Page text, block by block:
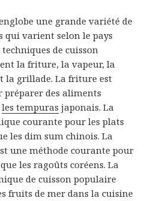
une grande variété de
qui varient selon le pays
de cuisson
la friture, la vapeur, la
la grillade. La friture est
des aliments
les tempuras japonais. La
courante pour les plats
les dim sum chinois. La
une méthode courante pour
les ragoûts coréens. La
de cuisson populaire
fruits de mer dans la cuisine